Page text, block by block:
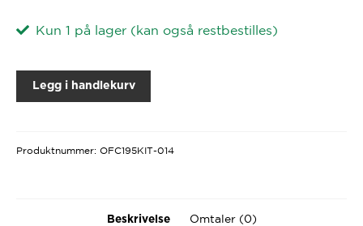
Kun 1 på lager (kan også restbestilles)
Legg i handlekurv
Produktnummer: OFC195KIT-014
Beskrivelse Omtaler (0)